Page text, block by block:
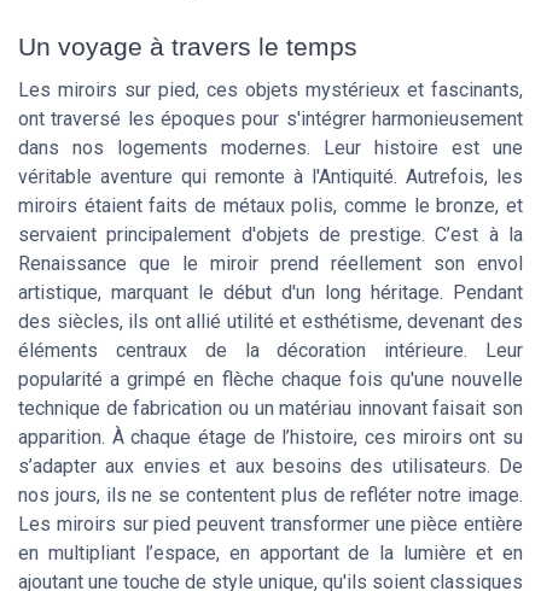
Un voyage à travers le temps
Les miroirs sur pied, ces objets mystérieux et fascinants,
ont traversé les époques pour s'intégrer harmonieusement
dans nos logements modernes. Leur histoire est une
véritable aventure qui remonte à l'Antiquité. Autrefois, les
miroirs étaient faits de métaux polis, comme le bronze, et
servaient principalement d'objets de prestige. C’est à la
Renaissance que le miroir prend réellement son envol
artistique, marquant le début d'un long héritage. Pendant
des siècles, ils ont allié utilité et esthétisme, devenant des
éléments centraux de la décoration intérieure. Leur
popularité a grimpé en flèche chaque fois qu'une nouvelle
technique de fabrication ou un matériau innovant faisait son
apparition. À chaque étage de l’histoire, ces miroirs ont su
s’adapter aux envies et aux besoins des utilisateurs. De
nos jours, ils ne se contentent plus de refléter notre image.
Les miroirs sur pied peuvent transformer une pièce entière
en multipliant l’espace, en apportant de la lumière et en
ajoutant une touche de style unique, qu'ils soient classiques